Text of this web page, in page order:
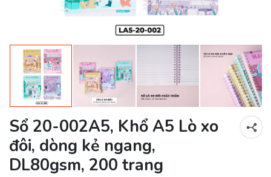
Sổ 20-002A5, Khổ A5 Lò xo
đôi, dòng kẻ ngang,
DL80gsm, 200 trang